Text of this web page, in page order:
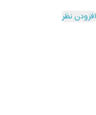
افزودن نظر